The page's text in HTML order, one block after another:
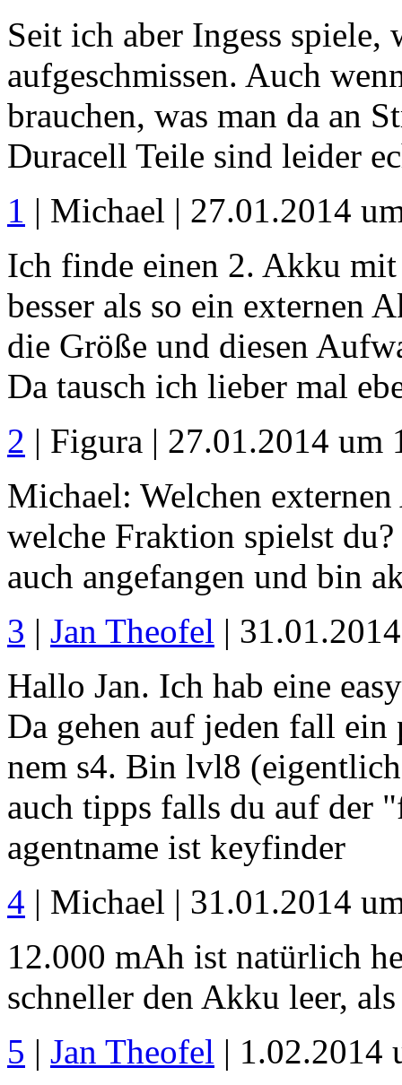
Seit ich aber Ingess
aufgeschmissen. Auch
brauchen, was man da an
Duracell Teile sind leider
1 | Michael | 27.01.2014
Ich finde einen 2. Akku
besser als so ein externen
die Größe und diesen
Da tausch ich lieber mal
2 | Figura | 27.01.2014 um
Michael: Welchen
welche Fraktion spielst
auch angefangen und bin
3 | Jan Theofel |
Hallo Jan. Ich hab eine
Da gehen auf jeden fall ein
nem s4. Bin lvl8
auch tipps falls du auf der
agentname ist keyfinder
4 | Michael | 31.01.2014
12.000 mAh ist natürlich
schneller den Akku leer,
5 | Jan Theofel | 1.02.2014